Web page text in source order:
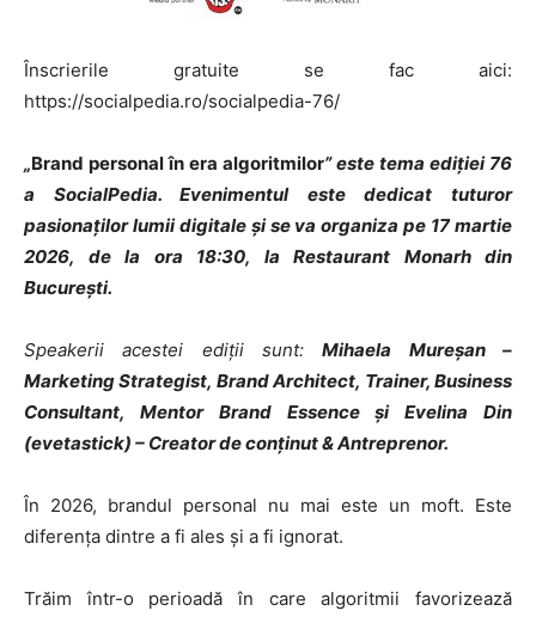
Înscrierile gratuite se fac aici:
https://socialpedia.ro/socialpedia-76/
„Brand personal în era algoritmilor” este tema ediției 76
a SocialPedia. Evenimentul este dedicat tuturor
pasionaților lumii digitale și se va organiza pe 17 martie
2026, de la ora 18:30, la Restaurant Monarh din
București.
Speakerii acestei ediții sunt:Mihaela Mureșan –
Marketing Strategist, Brand Architect, Trainer, Business
Consultant, Mentor Brand Essence și Evelina Din
(evetastick) – Creator de conținut & Antreprenor.
În 2026, brandul personal nu mai este un moft. Este
diferența dintre a fi ales și a fi ignorat.
Trăim într-o perioadă în care algoritmii favorizează